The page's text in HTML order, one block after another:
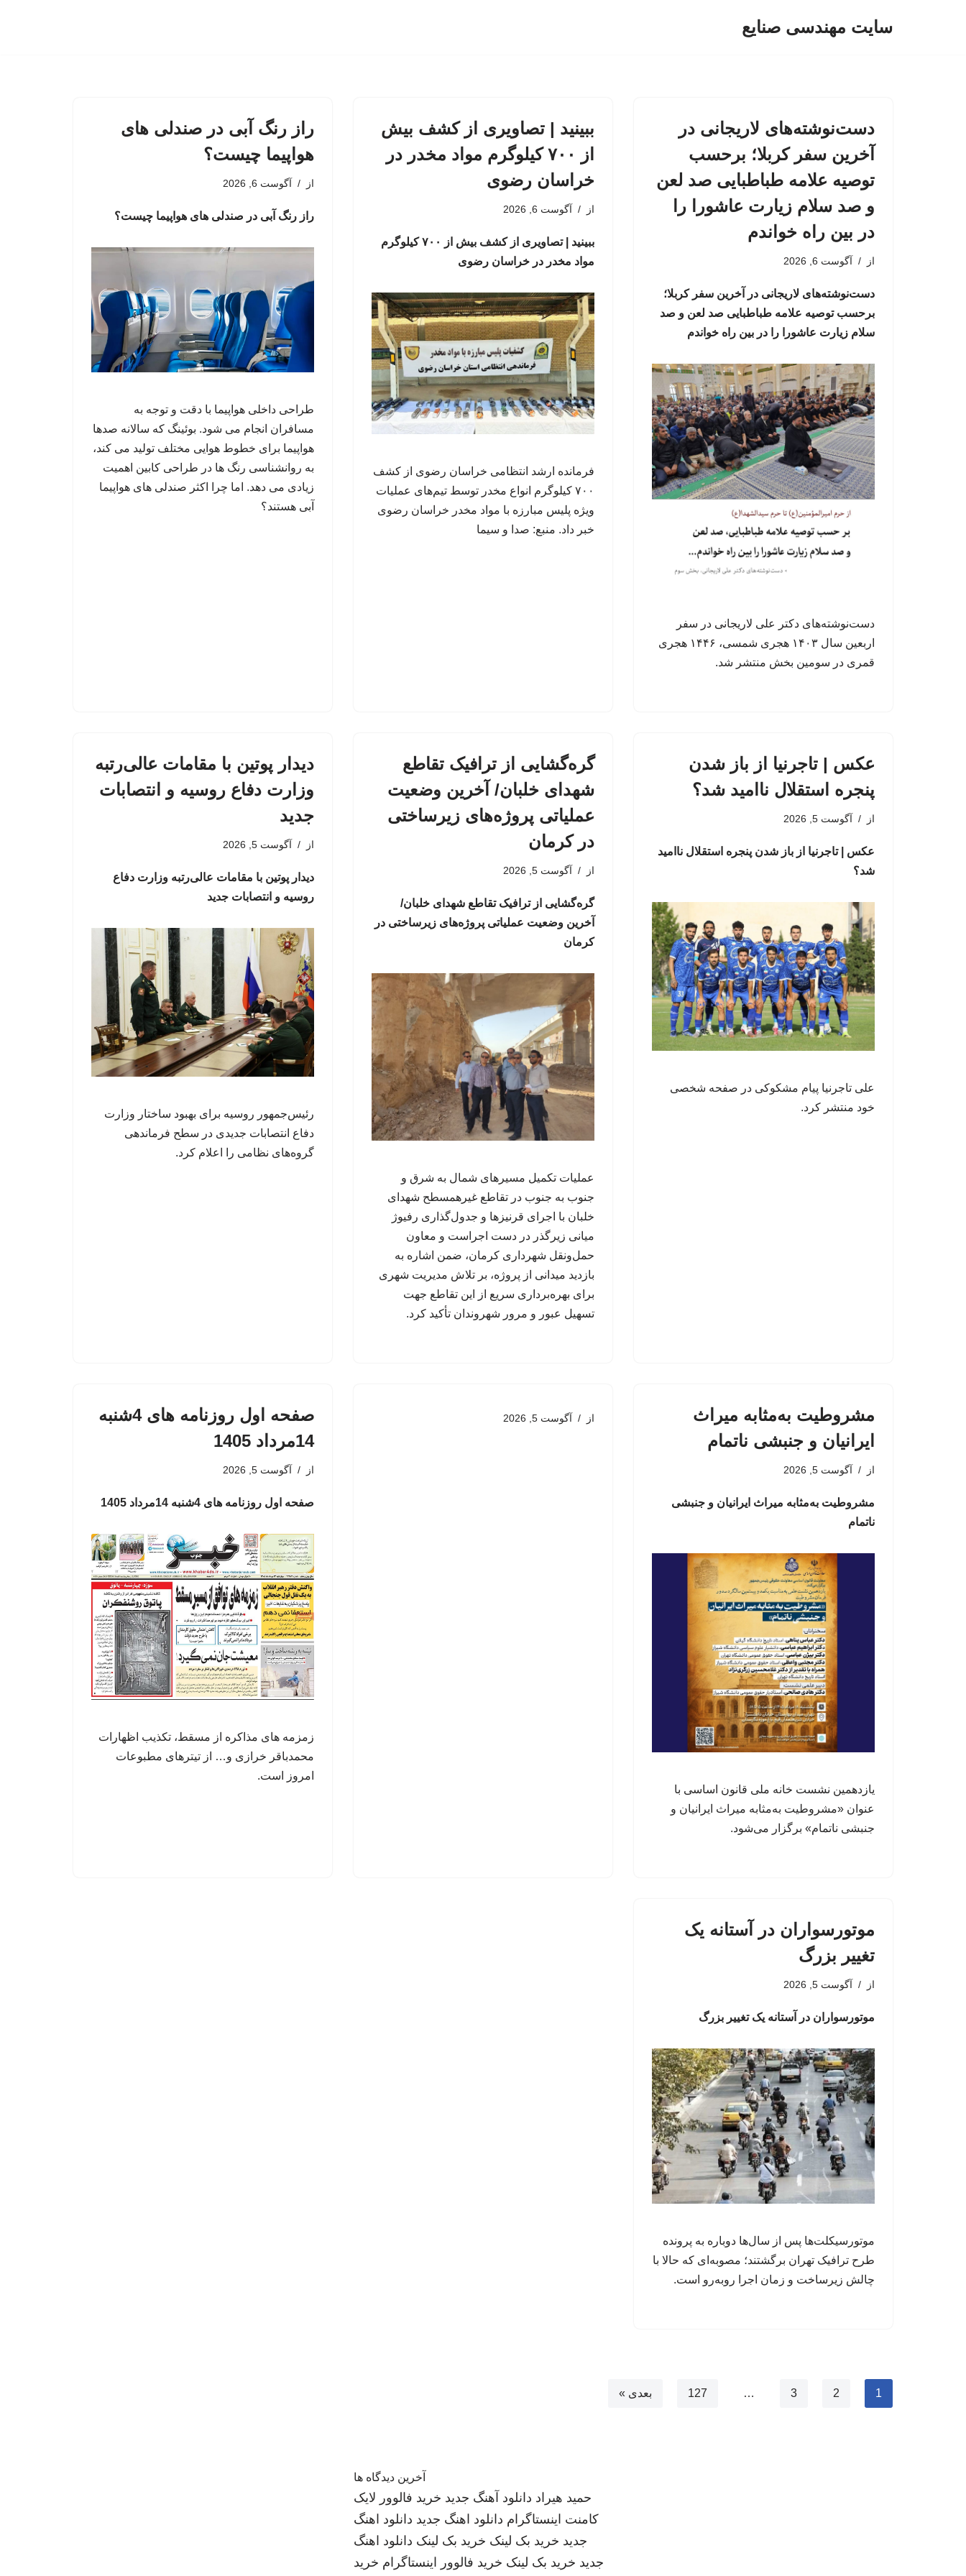
سایت مهندسی صنایع
دست‌نوشته‌های لاریجانی در
آخرین سفر کربلا؛ برحسب
توصیه علامه طباطبایی صد لعن
و صد سلام زیارت عاشورا را
در بین راه خواندم
از آگوست 6, 2026
دست‌نوشته‌های لاریجانی در آخرین سفر کربلا؛
برحسب توصیه علامه طباطبایی صد لعن و صد
سلام زیارت عاشورا را در بین راه خواندم
دست‌نوشته‌های دکتر علی لاریجانی در سفر
اربعین سال ۱۴۰۳ هجری شمسی، ۱۴۴۶ هجری
قمری در سومین بخش منتشر شد.
ببینید | تصاویری از کشف بیش
از ۷۰۰ کیلوگرم مواد مخدر در
خراسان رضوی
از آگوست 6, 2026
ببینید | تصاویری از کشف بیش از ۷۰۰ کیلوگرم
مواد مخدر در خراسان رضوی
فرمانده ارشد انتظامی خراسان رضوی از کشف
۷۰۰ کیلوگرم انواع مخدر توسط تیم‌های عملیات
ویژه پلیس مبارزه با مواد مخدر خراسان رضوی
خبر داد. منبع: صدا و سیما
راز رنگ آبی در صندلی های
هواپیما چیست؟
از آگوست 6, 2026
راز رنگ آبی در صندلی های هواپیما چیست؟
طراحی داخلی هواپیما با دقت و توجه به
مسافران انجام می شود. بوئینگ که سالانه صدها
هواپیما برای خطوط هوایی مختلف تولید می کند،
به روانشناسی رنگ ها در طراحی کابین اهمیت
زیادی می دهد. اما چرا اکثر صندلی های هواپیما
آبی هستند؟
عکس | تاجرنیا از باز شدن
پنجره استقلال ناامید شد؟
از آگوست 5, 2026
عکس | تاجرنیا از باز شدن پنجره استقلال ناامید
شد؟
علی تاجرنیا پیام مشکوکی در صفحه شخصی
خود منتشر کرد.
گره‌گشایی از ترافیک تقاطع
شهدای خلبان/ آخرین وضعیت
عملیاتی پروژه‌های زیرساختی
در کرمان
از آگوست 5, 2026
گره‌گشایی از ترافیک تقاطع شهدای خلبان/
آخرین وضعیت عملیاتی پروژه‌های زیرساختی در
کرمان
عملیات تکمیل مسیرهای شمال به شرق و
جنوب به جنوب در تقاطع غیرهمسطح شهدای
خلبان با اجرای قرنیزها و جدول‌گذاری رفیوژ
میانی زیرگذر در دست اجراست و معاون
حمل‌ونقل شهرداری کرمان، ضمن اشاره به
بازدید میدانی از پروژه، بر تلاش مدیریت شهری
برای بهره‌برداری سریع از این تقاطع جهت
تسهیل عبور و مرور شهروندان تأکید کرد.
دیدار پوتین با مقامات عالی‌رتبه
وزارت دفاع روسیه و انتصابات
جدید
از آگوست 5, 2026
دیدار پوتین با مقامات عالی‌رتبه وزارت دفاع
روسیه و انتصابات جدید
رئیس‌جمهور روسیه برای بهبود ساختار وزارت
دفاع انتصابات جدیدی در سطح فرماندهی
گروه‌های نظامی را اعلام کرد.
مشروطیت به‌مثابه میراث
ایرانیان و جنبشی ناتمام
از آگوست 5, 2026
مشروطیت به‌مثابه میراث ایرانیان و جنبشی
ناتمام
یازدهمین نشست خانه ملی قانون اساسی با
عنوان «مشروطیت به‌مثابه میراث ایرانیان و
جنبشی ناتمام» برگزار می‌شود.
از آگوست 5, 2026
صفحه اول روزنامه های 4شنبه
14مرداد 1405
از آگوست 5, 2026
صفحه اول روزنامه های 4شنبه 14مرداد 1405
زمزمه های مذاکره از مسقط، تکذیب اظهارات
محمدباقر خرازی و… از تیترهای مطبوعات
امروز است.
موتورسواران در آستانه یک
تغییر بزرگ
از آگوست 5, 2026
موتورسواران در آستانه یک تغییر بزرگ
موتورسیکلت‌ها پس از سال‌ها دوباره به پرونده
طرح ترافیک تهران برگشتند؛ مصوبه‌ای که حالا با
چالش زیرساخت و زمان اجرا روبه‌رو است.
1
2
3
…
127 بعدی »
آخرین دیدگاه ها
حمید هیراد دانلود آهنگ جدید خرید فالوور لایک
کامنت اینستاگرام دانلود اهنگ جدید دانلود اهنگ
جدید خرید بک لینک خرید بک لینک دانلود اهنگ
جدید خرید بک لینک خرید فالوور اینستاگرام خرید